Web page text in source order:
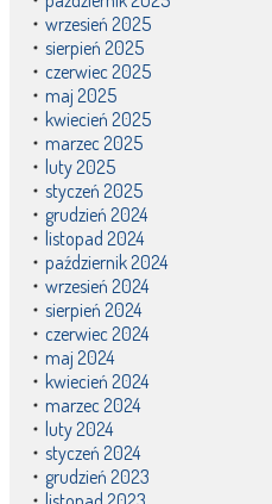
wrzesień 2025
sierpień 2025
czerwiec 2025
maj 2025
kwiecień 2025
marzec 2025
luty 2025
styczeń 2025
grudzień 2024
listopad 2024
październik 2024
wrzesień 2024
sierpień 2024
czerwiec 2024
maj 2024
kwiecień 2024
marzec 2024
luty 2024
styczeń 2024
grudzień 2023